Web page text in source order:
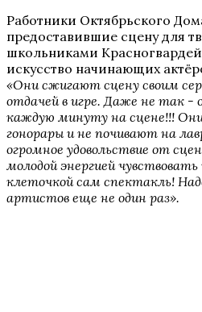
Работники Октябрьского
предоставившие сцену для
школьниками
искусство начинающих
«Они сжигают сцену своим
отдачей в игре. Даже не
каждую минуту на сцене!!!
гонорары и не почивают на
огромное удовольствие от
молодой энергией
клеточкой сам спектакль!
артистов еще не один раз».